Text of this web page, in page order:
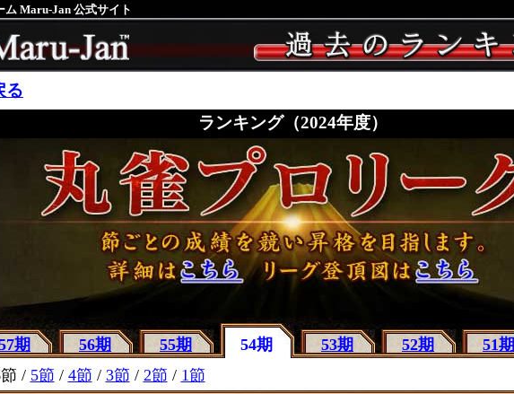
ム Maru-Jan 公式サイト
る
ランキング（2024年度）
期 56期 55期 54期 53期 52期 51期
/ 5節 / 4節 / 3節 / 2節 / 1節